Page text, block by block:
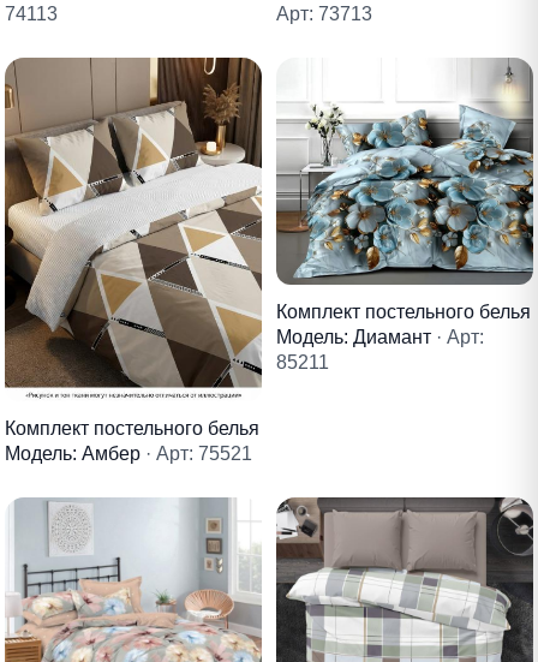
74113 Арт: 73713
Комплект постельного белья
Модель: Амбер · Арт: 75521
Комплект постельного белья
Модель: Диамант · Арт:
85211